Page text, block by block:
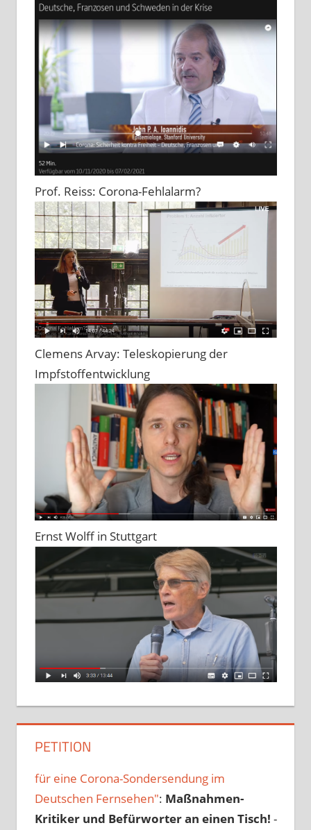
Prof. Reiss: Corona-Fehlalarm?
Clemens Arvay: Teleskopierung der
Impfstoffentwicklung
Ernst Wolff in Stuttgart
PETITION
für eine Corona-Sondersendung im
Deutschen Fernsehen": Maßnahmen-
Kritiker und Befürworter an einen Tisch! -